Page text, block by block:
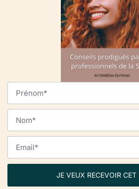
JE VEUX RECEVOIR CET